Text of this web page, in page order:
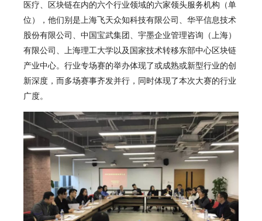
医疗、区块链在内的六个行业领域的六家领头服务机构（单
位），他们别是上海飞天众知科技有限公司、华平信息技术
股份有限公司、中国宝武集团、宇墨企业管理咨询（上海）
有限公司、上海理工大学以及国家技术转移东部中心区块链
产业中心。行业专场赛的举办体现了或成熟或新型行业的创
新深度，而多场赛事齐发并行，同时体现了本次大赛的行业
广度。